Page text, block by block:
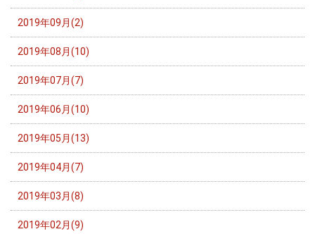
2019年09月(2)
2019年08月(10)
2019年07月(7)
2019年06月(10)
2019年05月(13)
2019年04月(7)
2019年03月(8)
2019年02月(9)